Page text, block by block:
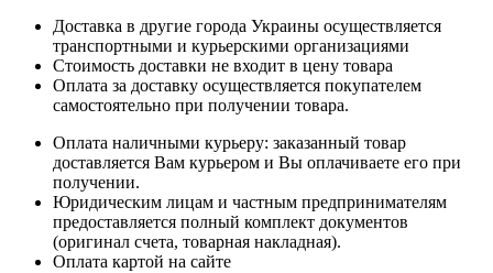
Доставка в другие города Украины осуществляется
транспортными и курьерскими организациями
Стоимость доставки не входит в цену товара
Оплата за доставку осуществляется покупателем
самостоятельно при получении товара.
Оплата наличными курьеру: заказанный товар
доставляется Вам курьером и Вы оплачиваете его при
получении.
Юридическим лицам и частным предпринимателям
предоставляется полный комплект документов
(оригинал счета, товарная накладная).
Оплата картой на сайте